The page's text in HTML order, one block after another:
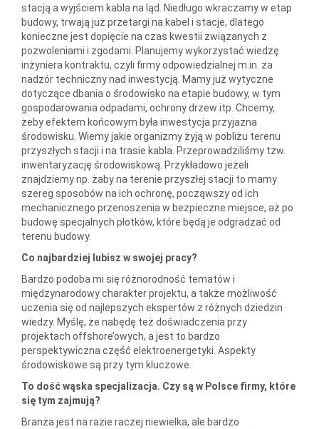
stacją a wyjściem kabla na ląd. Niedługo wkraczamy w etap
budowy, trwają już przetargi na kabel i stacje, dlatego
konieczne jest dopięcie na czas kwestii związanych z
pozwoleniami i zgodami. Planujemy wykorzystać wiedzę
inżyniera kontraktu, czyli firmy odpowiedzialnej m.in. za
nadzór techniczny nad inwestycją. Mamy już wytyczne
dotyczące dbania o środowisko na etapie budowy, w tym
gospodarowania odpadami, ochrony drzew itp. Chcemy,
żeby efektem końcowym była inwestycja przyjazna
środowisku. Wiemy jakie organizmy żyją w pobliżu terenu
przyszłych stacji i na trasie kabla. Przeprowadziliśmy tzw.
inwentaryzację środowiskową. Przykładowo jeżeli
znajdziemy np. żaby na terenie przyszłej stacji to mamy
szereg sposobów na ich ochronę, począwszy od ich
mechanicznego przenoszenia w bezpieczne miejsce, aż po
budowę specjalnych płotków, które będą je odgradzać od
terenu budowy.
Co najbardziej lubisz w swojej pracy?
Bardzo podoba mi się różnorodność tematów i
międzynarodowy charakter projektu, a także możliwość
uczenia się od najlepszych ekspertów z różnych dziedzin
wiedzy. Myślę, że nabędę też doświadczenia przy
projektach offshore’owych, a jest to bardzo
perspektywiczna część elektroenergetyki. Aspekty
środowiskowe są przy tym kluczowe.
To dość wąska specjalizacja. Czy są w Polsce firmy, które
się tym zajmują?
Branża jest na razie raczej niewielka, ale bardzo